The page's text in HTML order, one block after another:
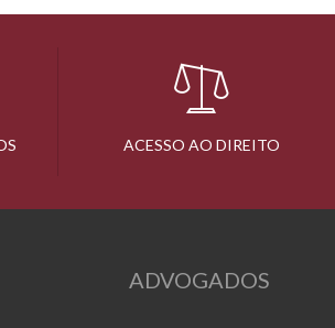
ACESSO AO DIREITO
ADVOGADOS